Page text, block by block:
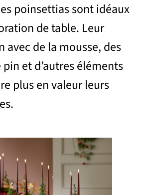
poinsettias sont idéaux
de table. Leur
avec de la mousse, des
et d’autres éléments
plus en valeur leurs